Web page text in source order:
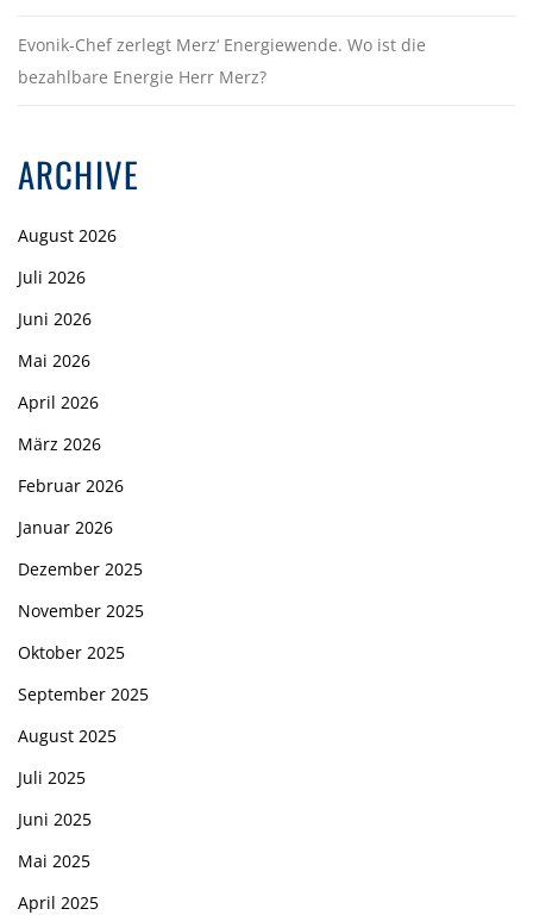
Evonik-Chef zerlegt Merz‘ Energiewende. Wo ist die
bezahlbare Energie Herr Merz?
ARCHIVE
August 2026
Juli 2026
Juni 2026
Mai 2026
April 2026
März 2026
Februar 2026
Januar 2026
Dezember 2025
November 2025
Oktober 2025
September 2025
August 2025
Juli 2025
Juni 2025
Mai 2025
April 2025